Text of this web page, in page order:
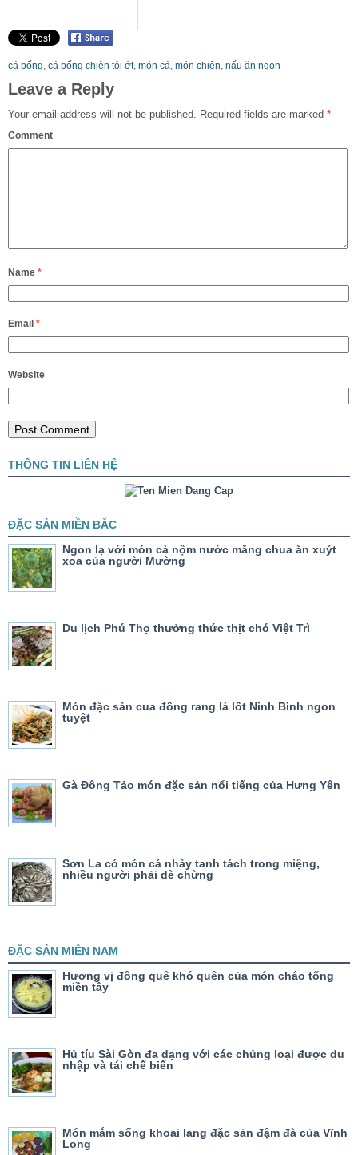
cá bống cá bống chiên tỏi ớt, món cá món chiên nấu ăn ngon
Leave a Reply
Your email address will not be published. Required fields are marked *
Comment
Name *
Email *
Website
THÔNG TIN LIÊN HỆ
ĐẶC SẢN MIỀN BẮC
Ngon lạ với món cà nộm nước măng chua ăn xuýt
xoa của người Mường
Du lịch Phú Thọ thưởng thức thịt chó Việt Trì
Món đặc sản cua đồng rang lá lốt Ninh Bình ngon
tuyệt
Gà Đông Tảo món đặc sản nổi tiếng của Hưng Yên
Sơn La có món cá nhảy tanh tách trong miệng,
nhiều người phải dè chừng
ĐẶC SẢN MIỀN NAM
Hương vị đồng quê khó quên của món cháo tống
miền tây
Hủ tíu Sài Gòn đa dạng với các chủng loại được du
nhập và tái chế biến
Món mắm sống khoai lang đặc sản đậm đà của Vĩnh
Long